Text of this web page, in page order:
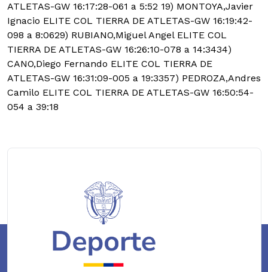
ATLETAS-GW 16:17:28-061 a 5:52 19) MONTOYA,Javier
Ignacio ELITE COL TIERRA DE ATLETAS-GW 16:19:42-
098 a 8:0629) RUBIANO,Miguel Angel ELITE COL
TIERRA DE ATLETAS-GW 16:26:10-078 a 14:3434)
CANO,Diego Fernando ELITE COL TIERRA DE
ATLETAS-GW 16:31:09-005 a 19:3357) PEDROZA,Andres
Camilo ELITE COL TIERRA DE ATLETAS-GW 16:50:54-
054 a 39:18